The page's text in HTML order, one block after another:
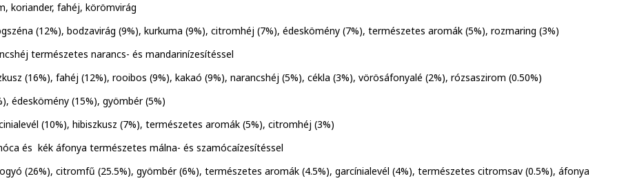
koriander, fahéj, körömvirág
(12%), bodzavirág (9%), kurkuma (9%), citromhéj (7%), édeskömény (7%), természetes aromák (5%), rozmaring (3%)
természetes narancs- és mandarinízesítéssel
(16%), fahéj (12%), rooibos (9%), kakaó (9%), narancshéj (5%), cékla (3%), vörösáfonyalé (2%), rózsaszirom (0.50%)
édeskömény (15%), gyömbér (5%)
(10%), hibiszkusz (7%), természetes aromák (5%), citromhéj (3%)
és kék áfonya természetes málna- és szamócaízesítéssel
(26%), citromfű (25.5%), gyömbér (6%), természetes aromák (4.5%), garcínialevél (4%), természetes citromsav (0.5%), áfonya